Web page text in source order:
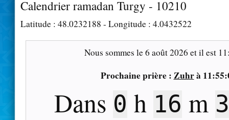
Calendrier ramadan Turgy - 10210
Latitude : 48.0232188 - Longitude : 4.0432522
Nous sommes le6 août 2026 et il est
Prochaine prière : Zuhrà
Dans 0 h 16 m